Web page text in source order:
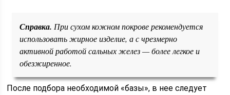
Справка. При сухом кожном покрове рекомендуется
использовать жирное изделие, а с чрезмерно
активной работой сальных желез — более легкое и
обезжиренное.
После подбора необходимой «базы», в нее следует